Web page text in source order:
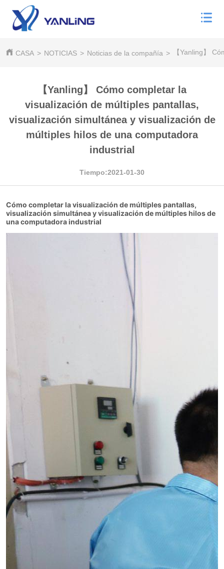
CASA > NOTICIAS > Noticias de la compañía > 【Yanling】
【Yanling】 Cómo completar la
visualización de múltiples pantallas,
visualización simultánea y visualización de
múltiples hilos de una computadora
industrial
Tiempo:2021-01-30